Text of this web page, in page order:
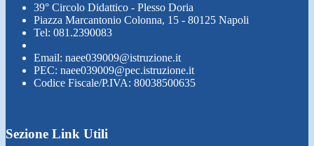
39° Circolo Didattico - Plesso Doria
Piazza Marcantonio Colonna, 15 - 80125 Napoli
Tel: 081.2390083
Email: naee039009@istruzione.it
PEC: naee039009@pec.istruzione.it
Codice Fiscale/P.IVA: 80038500635
Sezione Link Utili